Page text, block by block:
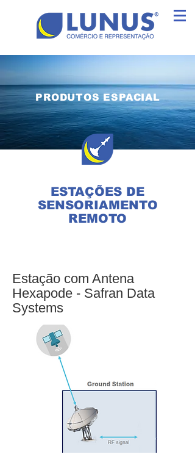
PRODUTOS ESPACIAL
ESTAÇÕES DE
SENSORIAMENTO
REMOTO
Estação com Antena
Hexapode - Safran Data
Systems